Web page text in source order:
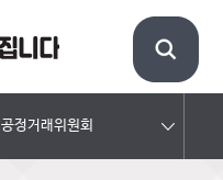
공정거래위원회